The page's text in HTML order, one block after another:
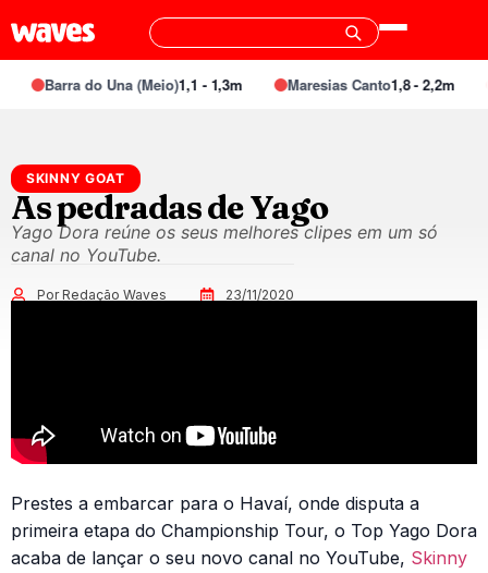
Barra do Una (Meio)1,1 - 1,3m Maresias Canto1,8 - 2,2m
SKINNY GOAT
As pedradas de Yago
Yago Dora reúne os seus melhores clipes em um só
canal no YouTube.
Por Redação Waves 23/11/2020
Prestes a embarcar para o Havaí, onde disputa a
primeira etapa do Championship Tour, o Top Yago Dora
acaba de lançar o seu novo canal no YouTube, Skinny